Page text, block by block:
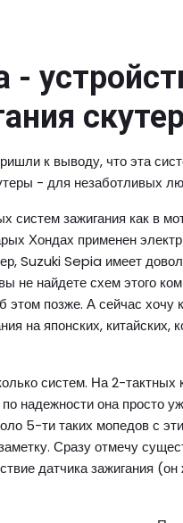
-
к выводу, что эта
- для незаботливых
систем зажигания как в
Хондах применен
Suzuki Sepia имеет
не найдете схем этого
этом позже. А сейчас хочу
на японских, китайских,
систем. На 2-тактных
надежности она просто
5-ти таких мопедов с
Сразу отмечу
датчика зажигания